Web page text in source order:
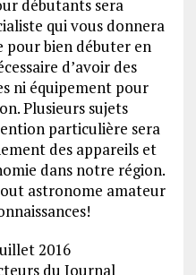
débutants sera
qui vous donnera
pour bien débuter en
d’avoir des
ni équipement pour
Plusieurs sujets
particulière sera
des appareils et
dans notre région.
astronome amateur
2016
du Journal